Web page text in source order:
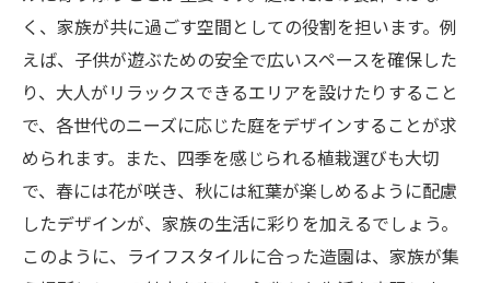
く、家族が共に過ごす空間としての役割を担います。例
えば、子供が遊ぶための安全で広いスペースを確保した
り、大人がリラックスできるエリアを設けたりすること
で、各世代のニーズに応じた庭をデザインすることが求
められます。また、四季を感じられる植栽選びも大切
で、春には花が咲き、秋には紅葉が楽しめるように配慮
したデザインが、家族の生活に彩りを加えるでしょう。
このように、ライフスタイルに合った造園は、家族が集